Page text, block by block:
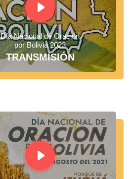
Día Nacional de Oración
por Bolivia 2023
TRANSMISIÓN